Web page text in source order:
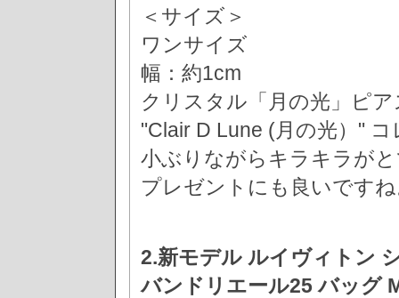
＜サイズ＞
ワンサイズ
幅：約1cm
クリスタル「月の光」ピア
"Clair D Lune (月の光）"
小ぶりながらキラキラが
プレゼントにも良いです
2.新モデル ルイヴィトン
バンドリエール25 バッグ